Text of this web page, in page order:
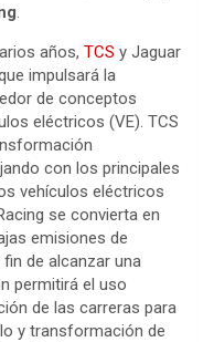
.
años, TCS y Jaguar
impulsará la
de conceptos
eléctricos (VE). TCS
con los principales
vehículos eléctricos
se convierta en
emisiones de
de alcanzar una
permitirá el uso
de las carreras para
y transformación de